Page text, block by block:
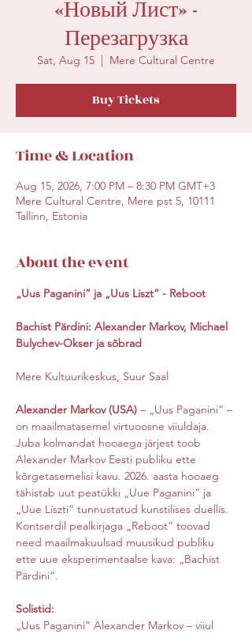
«Новый Лист» -
Перезагрузка
Sat, Aug 15
  |
Mere Cultural Centre
Buy Tickets
Time & Location
Aug 15, 2026, 7:00 PM – 8:30 PM GMT+3
Mere Cultural Centre, Mere pst 5, 10111
Tallinn, Estonia
About the event
„Uus Paganini“ ja „Uus Liszt“ - Reboot
Bachist Pärdini: Alexander Markov, Michael
Bulychev-Okser ja sõbrad
Mere Kultuurikeskus, Suur Saal
Alexander Markov (USA) – „Uus Paganini“ –
on maailmatasemel virtuoosne viiuldaja.
Juba kolmandat hooaega järjest toob
Alexander Markov Eesti publiku ette
kõrgetasemelisi kavu. 2026. aasta hooaeg
tähistab uut peatükki „Uue Paganini“ ja
„Uue Liszti“ tunnustatud kunstilises duellis.
Kontserdil pealkirjaga „Reboot“ toovad
need maailmakuulsad muusikud publiku
ette uue eksperimentaalse kava: „Bachist
Pärdini“.
Solistid:
„Uus Paganini“ Alexander Markov – viiul